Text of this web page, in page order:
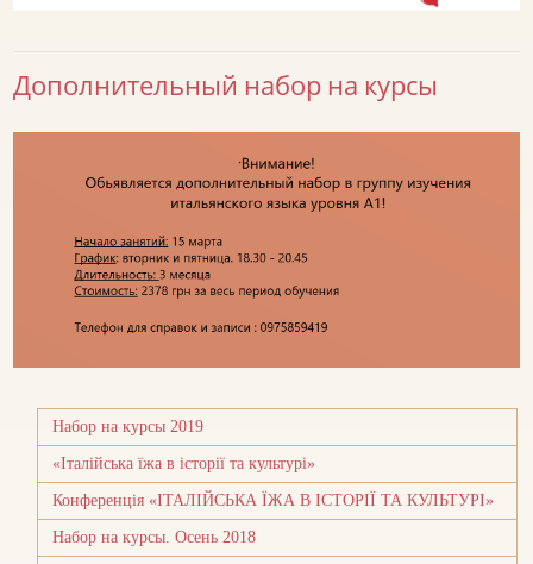
Дополнительный набор на курсы
Набор на курсы 2019
«Італійська їжа в історії та культурі»
Конференція «ІТАЛІЙСЬКА ЇЖА В ІСТОРІЇ ТА КУЛЬТУРІ»
Набор на курсы. Осень 2018